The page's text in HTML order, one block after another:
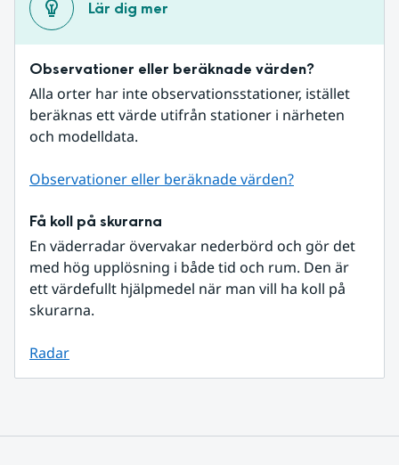
Lär dig mer
Observationer eller beräknade värden?
Alla orter har inte observationsstationer, istället
beräknas ett värde utifrån stationer i närheten
och modelldata.
Observationer eller beräknade värden?
Få koll på skurarna
En väderradar övervakar nederbörd och gör det
med hög upplösning i både tid och rum. Den är
ett värdefullt hjälpmedel när man vill ha koll på
skurarna.
Radar